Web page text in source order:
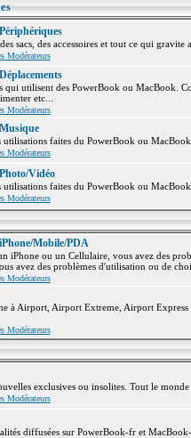
sacs, des accessoires et tout ce qui
Modérateurs
qui utilisent des PowerBook ou MacBook.
etc...
Modérateurs
utilisations faites du PowerBook ou
Modérateurs
Vidéo
utilisations faites du PowerBook ou
Modérateurs
Mobile/PDA
iPhone ou un Cellulaire, vous avez des
avez des problèmes d'utilisation ou de
Modérateurs
à Airport, Airport Extreme, Airport
Modérateurs
exclusives ou insolites. Tout le
Modérateurs
diffusées sur PowerBook-fr et